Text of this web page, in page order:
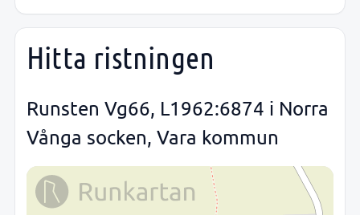
Hitta ristningen
Runsten Vg66, L1962:6874 i Norra
Vånga socken, Vara kommun